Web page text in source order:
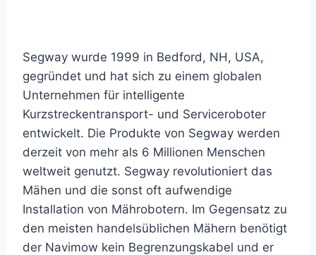
Segway wurde 1999 in Bedford, NH, USA,
gegründet und hat sich zu einem globalen
Unternehmen für intelligente
Kurzstreckentransport- und Serviceroboter
entwickelt. Die Produkte von Segway werden
derzeit von mehr als 6 Millionen Menschen
weltweit genutzt. Segway revolutioniert das
Mähen und die sonst oft aufwendige
Installation von Mährobotern. Im Gegensatz zu
den meisten handelsüblichen Mähern benötigt
der Navimow kein Begrenzungskabel und er